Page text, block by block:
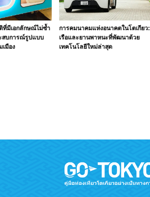
ที่มีเอกลักษณ์ไม่ซ้ำ
สบการณ์รูปแบบ
เมือง
การคมนาคมแห่งอนาคตในโตเกียว:
เรือและยานพาหนะที่พัฒนาด้วย
เทคโนโลยีใหม่ล่าสุด